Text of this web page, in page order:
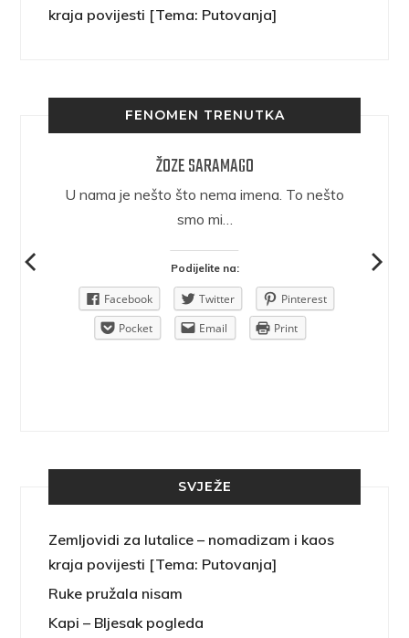
kraja povijesti [Tema: Putovanja]
FENOMEN TRENUTKA
ŽOZE SARAMAGO
U nama je nešto što nema imena. To nešto
smo mi…
Podijelite na:
Facebook Twitter
Pinterest
Pocket
Email Print
SVJEŽE
Zemljovidi za lutalice – nomadizam i kaos
kraja povijesti [Tema: Putovanja]
Ruke pružala nisam
Kapi – Bljesak pogleda